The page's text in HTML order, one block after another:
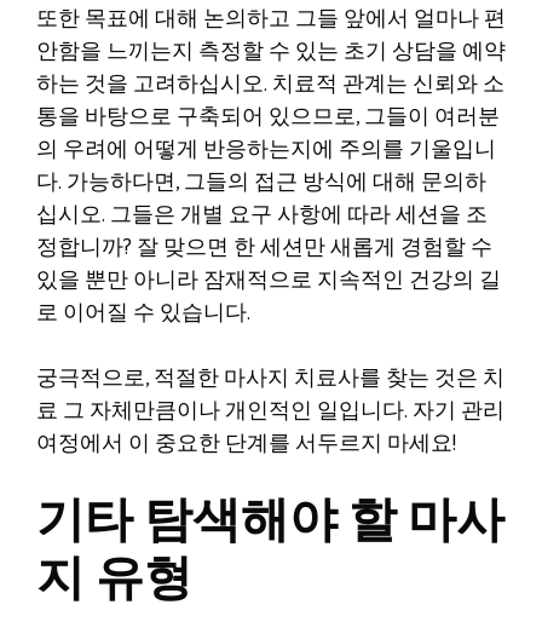
또한 목표에 대해 논의하고 그들 앞에서 얼마나 편
안함을 느끼는지 측정할 수 있는 초기 상담을 예약
하는 것을 고려하십시오. 치료적 관계는 신뢰와 소
통을 바탕으로 구축되어 있으므로, 그들이 여러분
의 우려에 어떻게 반응하는지에 주의를 기울입니
다. 가능하다면, 그들의 접근 방식에 대해 문의하
십시오. 그들은 개별 요구 사항에 따라 세션을 조
정합니까? 잘 맞으면 한 세션만 새롭게 경험할 수
있을 뿐만 아니라 잠재적으로 지속적인 건강의 길
로 이어질 수 있습니다.
궁극적으로, 적절한 마사지 치료사를 찾는 것은 치
료 그 자체만큼이나 개인적인 일입니다. 자기 관리
여정에서 이 중요한 단계를 서두르지 마세요!
기타 탐색해야 할 마사
지 유형